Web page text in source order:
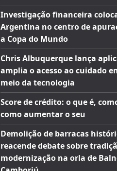
Investigação financeira
Argentina no centro de
a Copa do Mundo
Chris Albuquerque lança
amplia o acesso ao cuidado
meio da tecnologia
Score de crédito: o que é,
como aumentar o seu
Demolição de barracas
reacende debate sobre
modernização na orla de